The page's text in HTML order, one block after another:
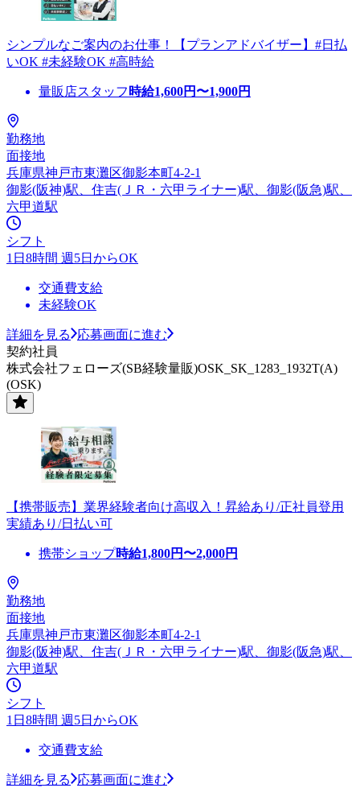
シンプルなご案内のお仕事！【プランアドバイザー】#日払
いOK #未経験OK #高時給
量販店スタッフ 時給1,600円〜1,900円
勤務地
面接地
兵庫県神戸市東灘区御影本町4-2-1
御影(阪神)駅、住吉(ＪＲ・六甲ライナー)駅、御影(阪急)駅、
六甲道駅
シフト
1日8時間 週5日からOK
交通費支給
未経験OK
詳細を見る
応募画面に進む
契約社員
株式会社フェローズ(SB経験量販)OSK_SK_1283_1932T(A)
(OSK)
【携帯販売】業界経験者向け高収入！昇給あり/正社員登用
実績あり/日払い可
携帯ショップ時給1,800円〜2,000円
勤務地
面接地
兵庫県神戸市東灘区御影本町4-2-1
御影(阪神)駅、住吉(ＪＲ・六甲ライナー)駅、御影(阪急)駅、
六甲道駅
シフト
1日8時間 週5日からOK
交通費支給
詳細を見る
応募画面に進む